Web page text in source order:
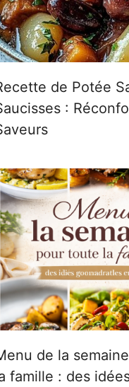
de Potée
:
de la
famille : des